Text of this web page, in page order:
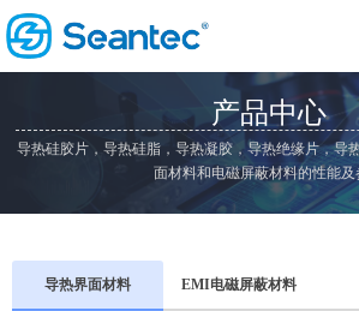
产品中心
导热硅胶片，导热硅脂，导热凝胶，导热绝缘片，导
面材料和电磁屏蔽材料的性能及
导热界面材料 EMI电磁屏蔽材料